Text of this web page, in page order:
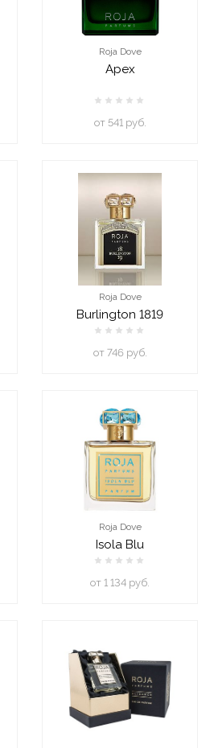
Roja Dove
Apex
oт 541 руб.
Roja Dove
Burlington 1819
oт 746 руб.
Roja Dove
Isola Blu
oт 1 134 руб.